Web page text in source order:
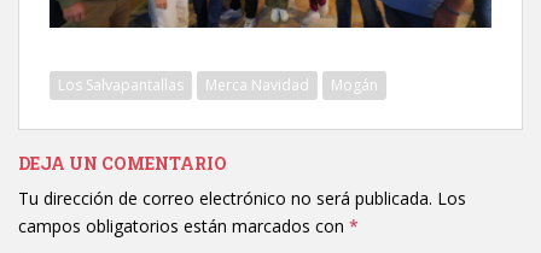
Los Salvapantallas Merca Navidad Mogán
DEJA UN COMENTARIO
Tu dirección de correo electrónico no será publicada. Los
campos obligatorios están marcados con *